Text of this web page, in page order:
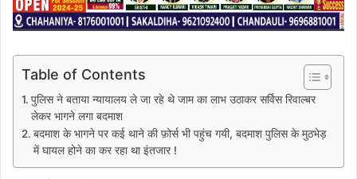
Table of Contents
पुलिस ने बताया न्यायालय ले जा रहे थे जाम का लाभ उठाकर सर्विस रिवाल्बर
लेकर भागने लगा बदमाश
बदमाश के भागने पर कई थाने की फ़ोर्स भी पहुंच गयी, बदमाश पुलिस के मुठभेड़
में घायल होने का कर रहा था इंतजार !